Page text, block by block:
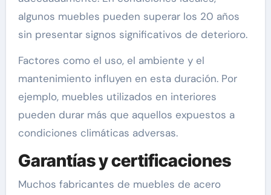
algunos muebles pueden superar los 20 años
sin presentar signos significativos de deterioro.
Factores como el uso, el ambiente y el
mantenimiento influyen en esta duración. Por
ejemplo, muebles utilizados en interiores
pueden durar más que aquellos expuestos a
condiciones climáticas adversas.
Garantías y certificaciones
Muchos fabricantes de muebles de acero